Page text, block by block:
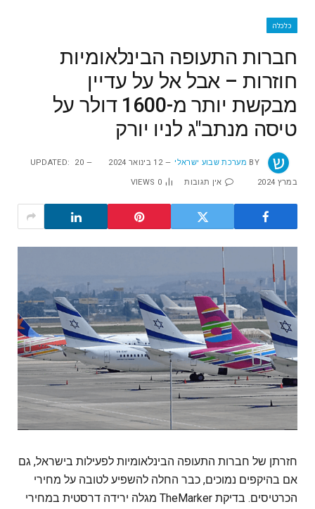
כלכלה
חברות התעופה הבינלאומיות
חוזרות – אבל אל על עדיין
מבקשת יותר מ-1600 דולר על
טיסה מנתב"ג לניו יורק
BY מערכת שבוע ישראלי 12 בינואר 2024 UPDATED: 20
במרץ 2024 אין תגובות 0
VIEWS
חזרתן של חברות התעופה הבינלאומיות לפעילות בישראל, גם
אם בהיקפים נמוכים, כבר החלה להשפיע לטובה על מחירי
הכרטיסים. בדיקת TheMarker מגלה ירידה דרסטית במחירי